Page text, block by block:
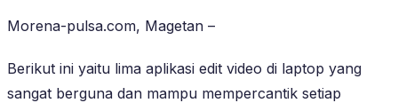
Morena-pulsa.com, Magetan –
Berikut ini yaitu lima aplikasi edit video di laptop yang
sangat berguna dan mampu mempercantik setiap